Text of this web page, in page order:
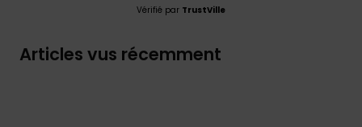
Vérifié par TrustVille
Articles vus récemment